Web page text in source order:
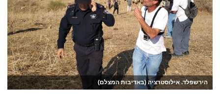
הירשפלד. אילוסטרציה (באדיבות המצלם)